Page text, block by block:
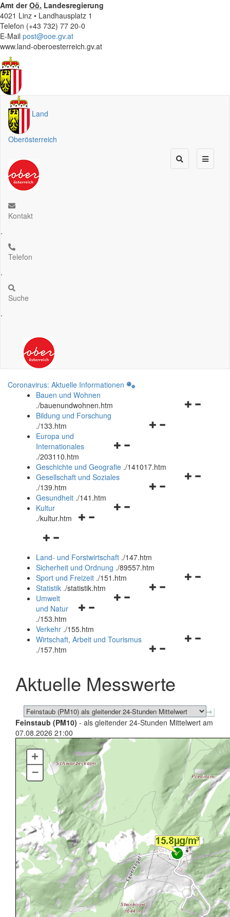
Amt derOö. Landesregierung
4021 Linz • Landhausplatz 1
Telefon (+43 732) 77 20-0
E-Mail post@ooe.gv.at
www.land-oberoesterreich.gv.at
Land
Oberösterreich
Kontakt
.
Telefon
.
Suche
.
Coronavirus: Aktuelle Informationen
Bauen und Wohnen
./bauenundwohnen.htm
Navigationsmenü
Bildung und Forschung
./133.htm
Navigationsmenü
und
schließen
Europa und
Internationales
./203110.htm
Geschichte und Geografie ./141017.htm
Navigationsmenü
Gesellschaft und Soziales
./139.htm
Navigationsmenü
Gesundheit ./141.htm
Navigationsmenü
Kultur
./kultur.htm
Navigationsmenü
und
schließen
Land- und Forstwirtschaft ./147.htm
Sicherheit und Ordnung ./89557.htm
Navigationsmenü
Sport und Freizeit ./151.htm
Navigationsmenü
Statistik ./statistik.htm
Navigationsmenü
und
schließen
Umwelt
und Natur
./153.htm
Verkehr ./155.htm
Navigationsmenü
schließen
Wirtschaft, Arbeit und Tourismus
./157.htm
Aktuelle Messwerte
Feinstaub (PM10) - als gleitender 24-Stunden Mittelwert am
07.08.2026 21:00
+
–